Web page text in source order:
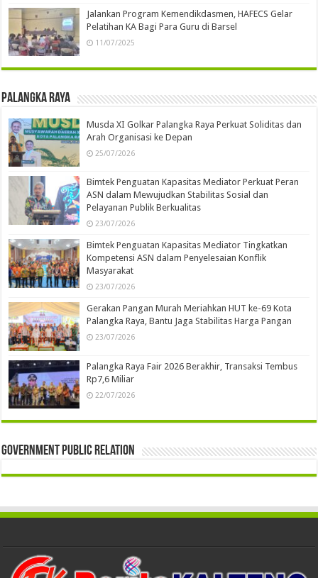
Jalankan Program Kemendikdasmen, HAFECS Gelar
Pelatihan KA Bagi Para Guru di Barsel
11/07/2025
Palangka Raya
Musda XI Golkar Palangka Raya Perkuat Soliditas dan
Arah Organisasi ke Depan
25/07/2026
Bimtek Penguatan Kapasitas Mediator Perkuat Peran
ASN dalam Mewujudkan Stabilitas Sosial dan
Pelayanan Publik Berkualitas
23/07/2026
Bimtek Penguatan Kapasitas Mediator Tingkatkan
Kompetensi ASN dalam Penyelesaian Konflik
Masyarakat
23/07/2026
Gerakan Pangan Murah Meriahkan HUT ke-69 Kota
Palangka Raya, Bantu Jaga Stabilitas Harga Pangan
23/07/2026
Palangka Raya Fair 2026 Berakhir, Transaksi Tembus
Rp7,6 Miliar
22/07/2026
Government Public Relation